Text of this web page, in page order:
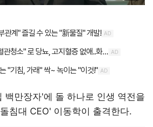
백만장자'에 돌 하나로 인생 역전을
돌침대 CEO' 이동학이 출격한다.